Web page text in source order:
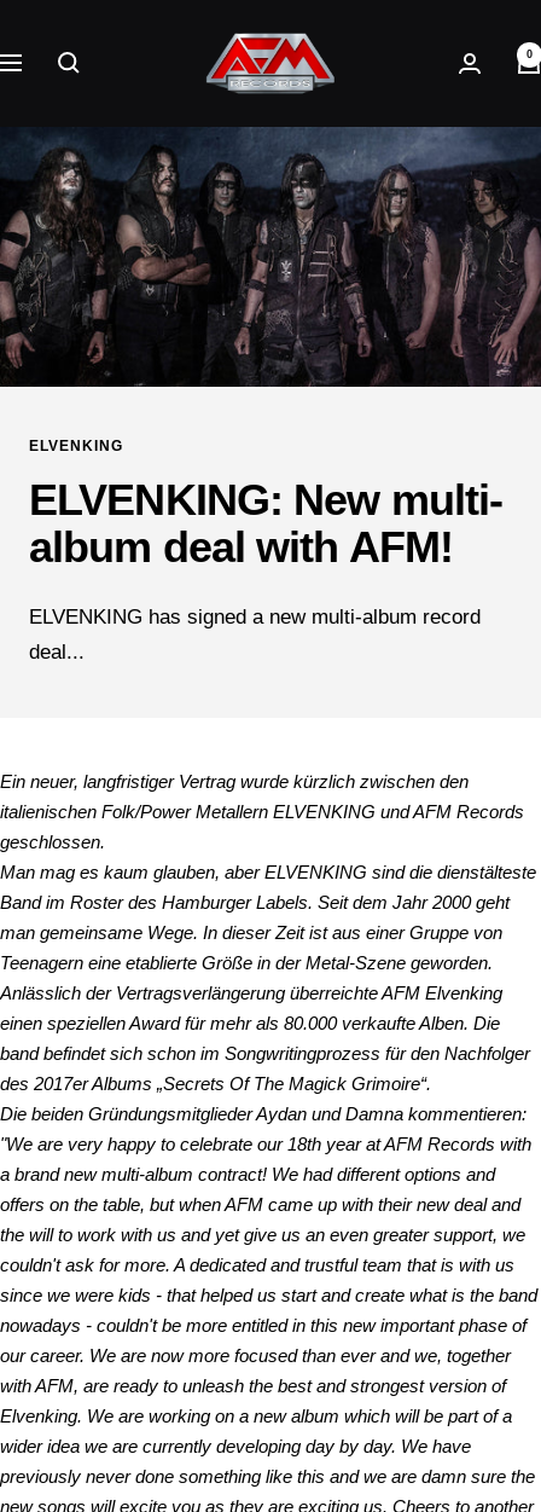
Inhalt
Navigation
AFM
Records
0
ELVENKING
ELVENKING: New multi-
album deal with AFM!
ELVENKING has signed a new multi-album record
deal...
Ein neuer, langfristiger Vertrag wurde kürzlich zwischen den
italienischen Folk/Power Metallern ELVENKING und AFM Records
geschlossen.
Man mag es kaum glauben, aber ELVENKING sind die dienstälteste
Band im Roster des Hamburger Labels. Seit dem Jahr 2000 geht
man gemeinsame Wege. In dieser Zeit ist aus einer Gruppe von
Teenagern eine etablierte Größe in der Metal-Szene geworden.
Anlässlich der Vertragsverlängerung überreichte AFM Elvenking
einen speziellen Award für mehr als 80.000 verkaufte Alben. Die
band befindet sich schon im Songwritingprozess für den Nachfolger
des 2017er Albums „Secrets Of The Magick Grimoire“.
Die beiden Gründungsmitglieder Aydan und Damna kommentieren:
"We are very happy to celebrate our 18th year at AFM Records with
a brand new multi-album contract! We had different options and
offers on the table, but when AFM came up with their new deal and
the will to work with us and yet give us an even greater support, we
couldn't ask for more. A dedicated and trustful team that is with us
since we were kids - that helped us start and create what is the band
nowadays - couldn't be more entitled in this new important phase of
our career. We are now more focused than ever and we, together
with AFM, are ready to unleash the best and strongest version of
Elvenking. We are working on a new album which will be part of a
wider idea we are currently developing day by day. We have
previously never done something like this and we are damn sure the
new songs will excite you as they are exciting us. Cheers to another